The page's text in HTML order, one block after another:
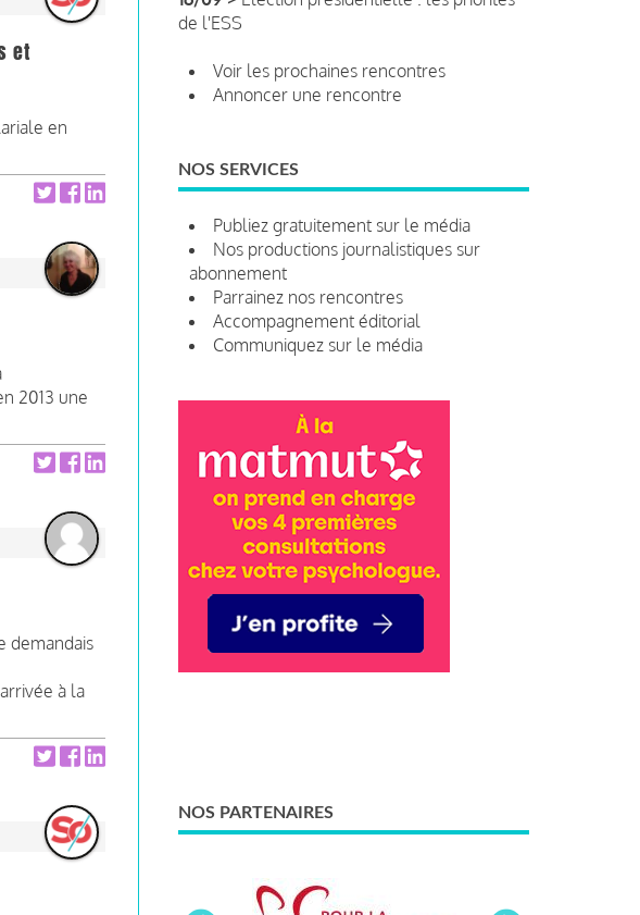
et
en
2013 une
demandais
à la
de l'ESS
Voir les prochaines rencontres
Annoncer une rencontre
NOS SERVICES
Publiez gratuitement sur le média
Nos productions journalistiques sur
abonnement
Parrainez nos rencontres
Accompagnement éditorial
Communiquez sur le média
NOS PARTENAIRES